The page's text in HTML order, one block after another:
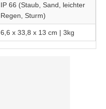
IP 66 (Staub, Sand, leichter
Regen, Sturm)
6,6 x 33,8 x 13 cm | 3kg